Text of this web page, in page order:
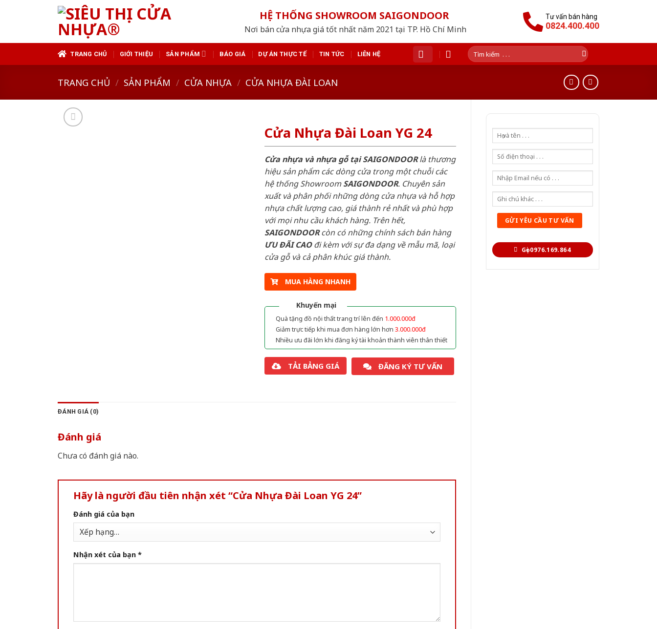
HỆ THỐNG SHOWROOM SAIGONDOOR
Nơi bán cửa nhựa giá tốt nhất năm 2021 tại TP. Hồ Chí Minh
Tư vấn bán hàng
0824.400.400
TRANG CHỦ GIỚI THIỆU SẢN PHẨM BÁO GIÁ DỰ ÁN THỰC TẾ TIN TỨC LIÊN HỆ
Tìm
kiếm:
TRANG CHỦ / SẢN PHẨM / CỬA NHỰA / CỬA NHỰA ĐÀI LOAN
Gọi 0976.169.864
Cửa Nhựa Đài Loan YG 24
Cửa nhựa và nhựa gỗ tại SAIGONDOORlà thương
hiệu sản phẩm các dòng cửa trong một chuỗi các
hệ thống ShowroomSAIGONDOOR. Chuyên sản
xuất và phân phối những dòng cửa nhựa và hỗ hợp
nhựa chất lượng cao, giá thành rẻ nhất và phù hợp
với mọi nhu cầu khách hàng. Trên hết,
SAIGONDOORcòn có những chính sách bán hàng
ƯU ĐÃI CAOđi kèm với sự đa dạng về mẫu mã, loại
cửa gỗ và cả phân khúc giá thành.
MUA HÀNG NHANH
Khuyến mại
Quà tặng đồ nội thất trang trí lên đến 1.000.000đ
Giảm trực tiếp khi mua đơn hàng lớn hơn 3.000.000đ
Nhiều ưu đãi lớn khi đăng ký tài khoản thành viên thân thiết
TẢI BẢNG GIÁ ĐĂNG KÝ TƯ VẤN
ĐÁNH GIÁ (0)
Đánh giá
Chưa có đánh giá nào.
Hãy là người đầu tiên nhận xét “Cửa Nhựa Đài Loan YG 24”
Đánh giá của bạn
Nhận xét của bạn *